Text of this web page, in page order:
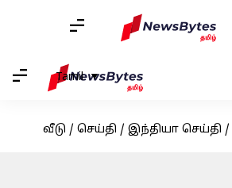
Tamil
வீடு / செய்தி / இந்தியா செய்தி /